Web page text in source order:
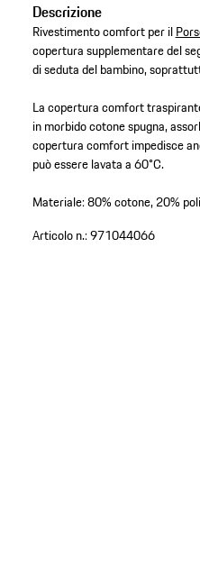
Descrizione
Rivestimento comfort per il
copertura supplementare del
di seduta del bambino,
La copertura comfort
in morbido cotone spugna,
copertura comfort impedisce
può essere lavata a 60°C.
Materiale: 80% cotone, 20%
Articolo n.:971044066